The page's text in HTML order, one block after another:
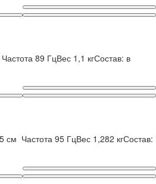
89 ГцВес 1,1 кгСостав: в
Частота 95 ГцВес 1,282 кгСостав: